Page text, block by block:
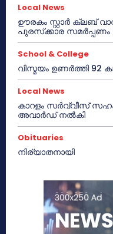
Local News
ഊരകം സ്റ്റാർ ക്ലബ്
പുരസ്‌ക്കാര സമർപ്പണം
School & College
വിസ്മയം ഉണർത്തി
Local News
കാറളം സർവ്വീസ്
അവാർഡ് നൽകി
Obituaries
നിര്യാതനായി